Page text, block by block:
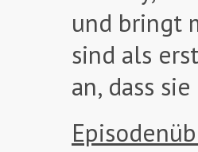
und bringt
sind als
an, dass